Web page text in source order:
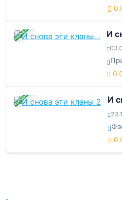
ЗАВЕРШЕНА И
ЗАВЕРШЕНА И